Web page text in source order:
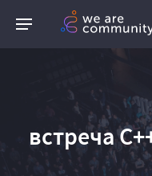
встреча